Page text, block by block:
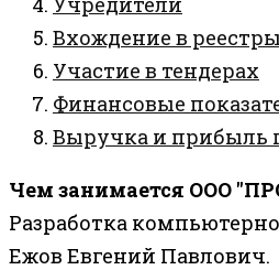
Вхождение в реестры
Участие в тендерах
Финансовые
Выручка и прибыль
Чем занимается ООО
Разработка
Ежов Евгений Павлович.